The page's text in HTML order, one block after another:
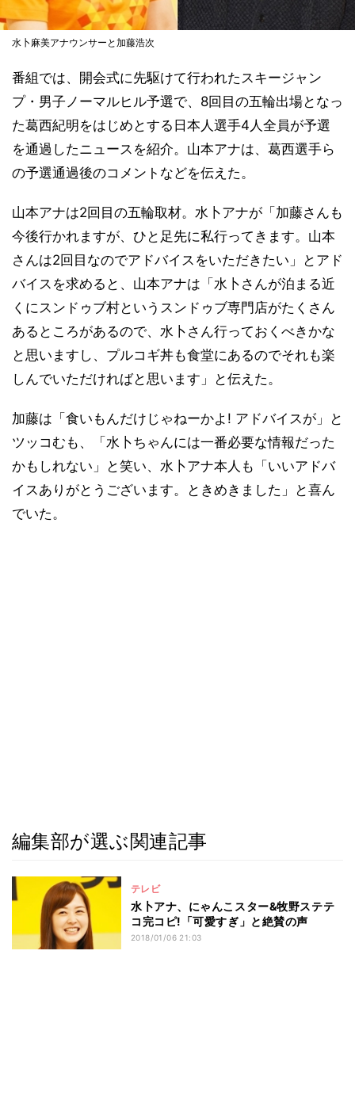
水卜麻美アナウンサーと加藤浩次
番組では、開会式に先駆けて行われたスキージャン
プ・男子ノーマルヒル予選で、8回目の五輪出場となっ
た葛西紀明をはじめとする日本人選手4人全員が予選
を通過したニュースを紹介。山本アナは、葛西選手ら
の予選通過後のコメントなどを伝えた。
山本アナは2回目の五輪取材。水卜アナが「加藤さんも
今後行かれますが、ひと足先に私行ってきます。山本
さんは2回目なのでアドバイスをいただきたい」とアド
バイスを求めると、山本アナは「水卜さんが泊まる近
くにスンドゥブ村というスンドゥブ専門店がたくさん
あるところがあるので、水卜さん行っておくべきかな
と思いますし、プルコギ丼も食堂にあるのでそれも楽
しんでいただければと思います」と伝えた。
加藤は「食いもんだけじゃねーかよ! アドバイスが」と
ツッコむも、「水卜ちゃんには一番必要な情報だった
かもしれない」と笑い、水卜アナ本人も「いいアドバ
イスありがとうございます。ときめきました」と喜ん
でいた。
編集部が選ぶ関連記事
テレビ
水卜アナ、にゃんこスター&牧野ステテ
コ完コピ!「可愛すぎ」と絶賛の声
2018/01/06 21:03